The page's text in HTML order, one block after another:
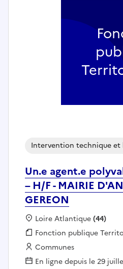
Un.e agent.e
– H/F - MAIRIE
GEREON
Intervention technique et
Localisation :
Loire Atlantique(44)
Fonction publique :
Fonction publique
Employeur :
Communes
En ligne depuis le 29